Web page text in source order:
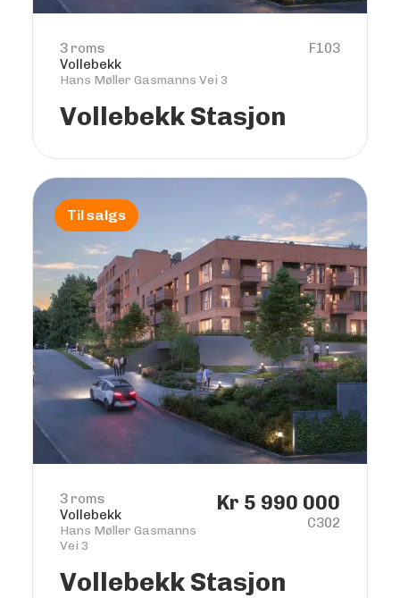
3 roms
Vollebekk
Hans Møller Gasmanns Vei 3
F103
Vollebekk Stasjon
Til salgs
3 roms
Vollebekk
Hans Møller Gasmanns
Vei 3
Kr 5 990 000
C302
Vollebekk Stasjon